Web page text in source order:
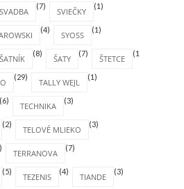
SVADBA
(7)
SVIEČKY
(1)
(4)
SYOSS
(1)
ŠATNÍK
(8)
ŠATY
(7)
ŠTETCE
(1)
(29)
TALLY WEJL
(1)
(6)
TECHNIKA
(3)
(2)
TELOVÉ MLIEKO
(3)
TERRANOVA
(7)
(5)
TEZENIS
(4)
TIANDE
(3)